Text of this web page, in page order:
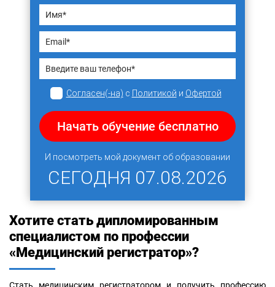
Согласен(-на) с Политикой и Офертой
Начать обучение бесплатно
И посмотреть мой документ об образовании
СЕГОДНЯ 07.08.2026
Хотите стать дипломированным
специалистом по профессии
«Медицинский регистратор»?